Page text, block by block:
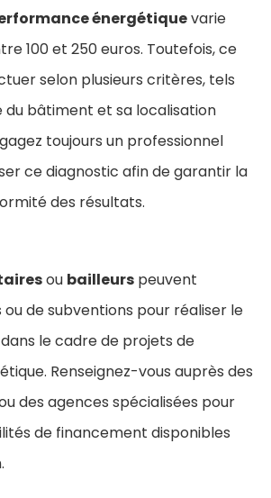
énergétiquevarie
100 et 250 euros. Toutefois, ce
selon plusieurs critères, tels
du bâtiment et sa localisation
toujours un professionnel
ce diagnostic afin de garantir la
des résultats.
ou bailleurs peuvent
ou de subventions pour réaliser le
le cadre de projets de
Renseignez-vous auprès des
des agences spécialisées pour
de financement disponibles